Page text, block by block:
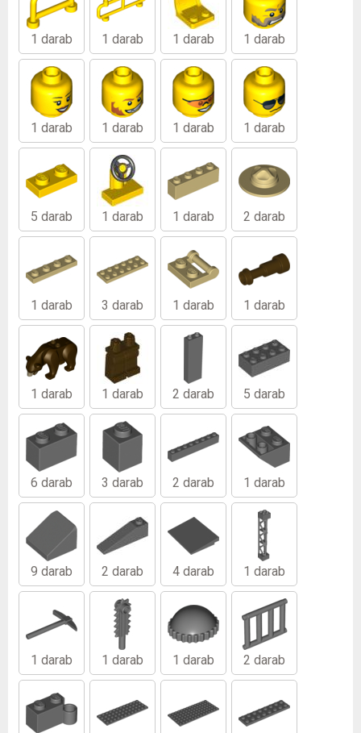
1 darab 1 darab 1 darab 1 darab
1 darab 1 darab 1 darab 1 darab
5 darab 1 darab 1 darab 2 darab
1 darab 3 darab 1 darab 1 darab
1 darab 1 darab 2 darab 5 darab
6 darab 3 darab 2 darab 1 darab
9 darab 2 darab 4 darab 1 darab
1 darab 1 darab 1 darab 2 darab